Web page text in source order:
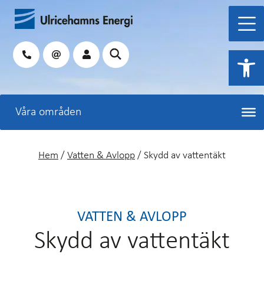
Hoppa
innehåll
Sök
Hem / Vatten & Avlopp / Skydd av vattentäkt
VATTEN & AVLOPP
Skydd av vattentäkt